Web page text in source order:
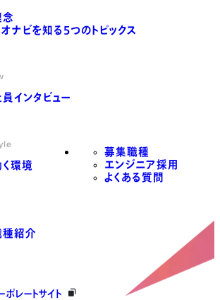
念
オナビを知る5つのトピックス
インタビュー
環境
種紹介
募集職種
エンジニア採用
よくある質問
ポレートサイト